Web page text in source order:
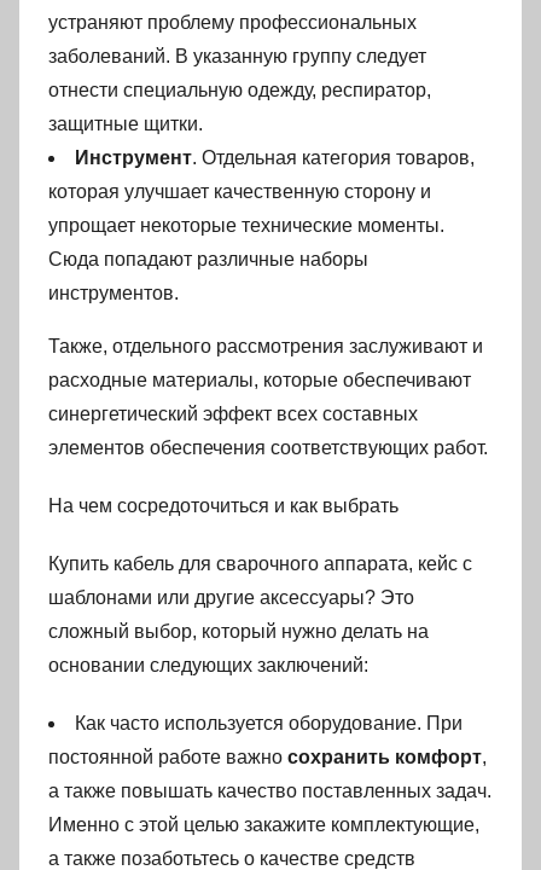
устраняют проблему профессиональных
заболеваний. В указанную группу следует
отнести специальную одежду, респиратор,
защитные щитки.
Инструмент. Отдельная категория товаров,
которая улучшает качественную сторону и
упрощает некоторые технические моменты.
Сюда попадают различные наборы
инструментов.
Также, отдельного рассмотрения заслуживают и
расходные материалы, которые обеспечивают
синергетический эффект всех составных
элементов обеспечения соответствующих работ.
На чем сосредоточиться и как выбрать
Купить кабель для сварочного аппарата, кейс с
шаблонами или другие аксессуары? Это
сложный выбор, который нужно делать на
основании следующих заключений:
Как часто используется оборудование. При
постоянной работе важно сохранить комфорт,
а также повышать качество поставленных задач.
Именно с этой целью закажите комплектующие,
а также позаботьтесь о качестве средств